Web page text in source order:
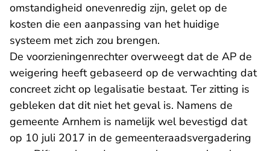
omstandigheid onevenredig zijn, gelet op de
kosten die een aanpassing van het huidige
systeem met zich zou brengen.
De voorzieningenrechter overweegt dat de AP de
weigering heeft gebaseerd op de verwachting dat
concreet zicht op legalisatie bestaat. Ter zitting is
gebleken dat dit niet het geval is. Namens de
gemeente Arnhem is namelijk wel bevestigd dat
op 10 juli 2017 in de gemeenteraadsvergadering